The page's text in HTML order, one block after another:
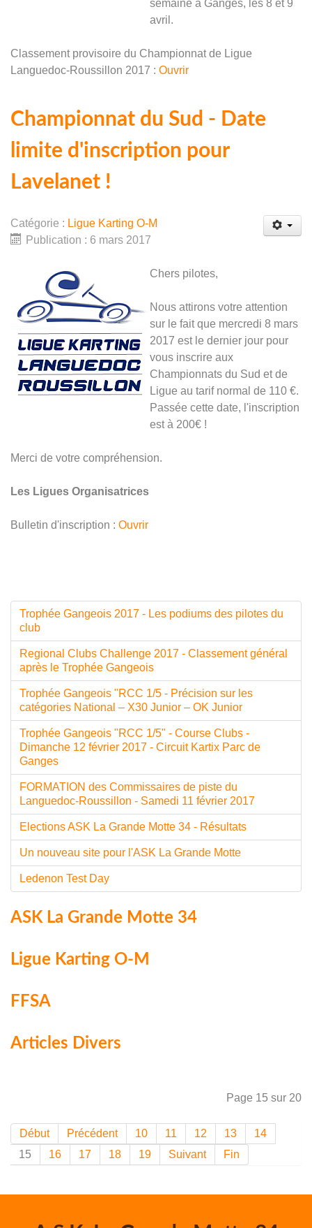
semaine à Ganges, les 8 et 9
avril.
Classement provisoire du Championnat de Ligue
Languedoc-Roussillon 2017 : Ouvrir
Championnat du Sud - Date
limite d'inscription pour
Lavelanet !
Catégorie : Ligue Karting O-M
Publication : 6 mars 2017
Chers pilotes,
Nous attirons votre attention
sur le fait que mercredi 8 mars
2017 est le dernier jour pour
vous inscrire aux
Championnats du Sud et de
Ligue au tarif normal de 110 €.
Passée cette date, l'inscription
est à 200€ !
Merci de votre compréhension.
Les Ligues Organisatrices
Bulletin d'inscription : Ouvrir
Trophée Gangeois 2017 - Les podiums des pilotes du
club
Regional Clubs Challenge 2017 - Classement général
après le Trophée Gangeois
Trophée Gangeois "RCC 1/5 - Précision sur les
catégories National – X30 Junior – OK Junior
Trophée Gangeois "RCC 1/5" - Course Clubs -
Dimanche 12 février 2017 - Circuit Kartix Parc de
Ganges
FORMATION des Commissaires de piste du
Languedoc-Roussillon - Samedi 11 février 2017
Elections ASK La Grande Motte 34 - Résultats
Un nouveau site pour l'ASK La Grande Motte
Ledenon Test Day
ASK La Grande Motte 34
Ligue Karting O-M
FFSA
Articles Divers
Page 15 sur 20
Début Précédent 10 11 12 13
14
15
16 17 18 19 Suivant Fin